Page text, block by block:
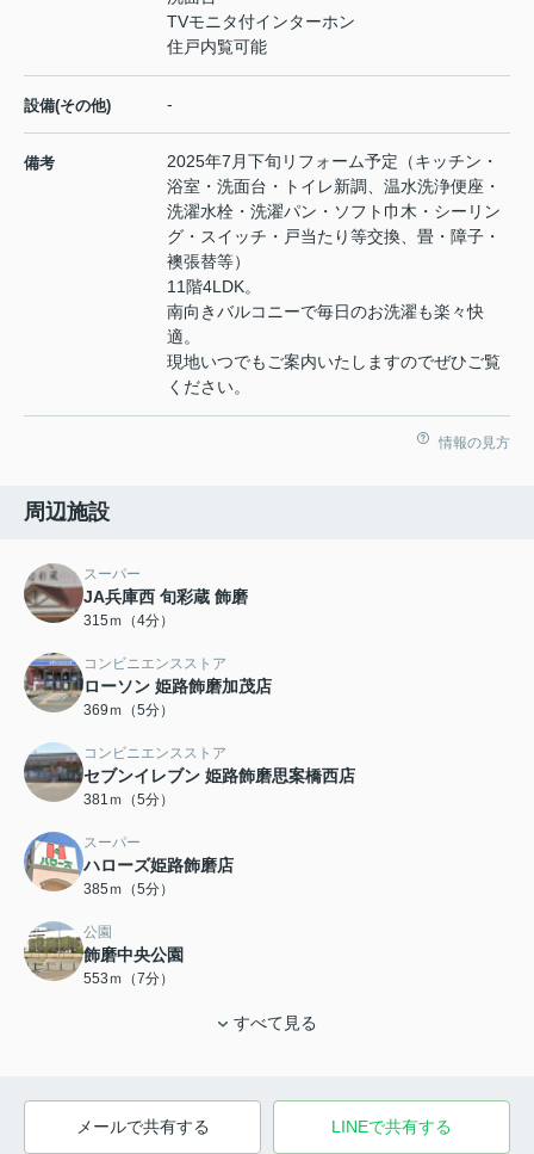
TVモニタ付インターホン
住戸内覧可能
設備(その他) -
備考
2025年7月下旬リフォーム予定（キッチン・
浴室・洗面台・トイレ新調、温水洗浄便座・
洗濯水栓・洗濯パン・ソフト巾木・シーリン
グ・スイッチ・戸当たり等交換、畳・障子・
襖張替等）
11階4LDK。
南向きバルコニーで毎日のお洗濯も楽々快
適。
現地いつでもご案内いたしますのでぜひご覧
ください。
情報の見方
周辺施設
スーパー
JA兵庫西 旬彩蔵 飾磨
315ｍ（4分）
コンビニエンスストア
ローソン 姫路飾磨加茂店
369ｍ（5分）
コンビニエンスストア
セブンイレブン 姫路飾磨思案橋西店
381ｍ（5分）
スーパー
ハローズ姫路飾磨店
385ｍ（5分）
公園
飾磨中央公園
553ｍ（7分）
すべて見る
メールで共有する LINEで共有する